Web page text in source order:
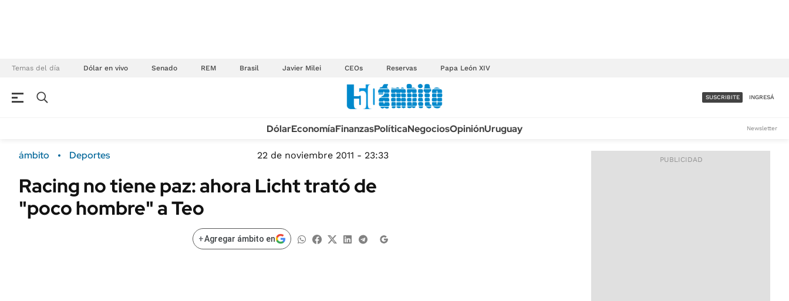
Temas del día Dólar en vivo Senado REM Brasil Javier Milei CEOs Reservas Papa León XIV
Campo
FINANZAS
Sustentabilidad
Seguros
POLÍTICA
TECNOLOGÍA
MÉXICO
MUNDO
ACCESO FULL - $1.800/MES
SUSCRIBITE INGRESÁ
DólarEconomíaFinanzasPolíticaNegociosOpiniónUruguay Newsletter
ámbito Deportes 22 de noviembre 2011 - 23:33
Racing no tiene paz: ahora Licht trató de
"poco hombre" a Teo
+Agregar ámbito en